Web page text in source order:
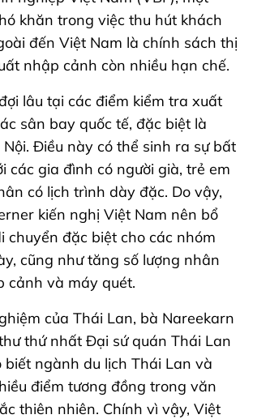
khăn trong việc thu hút khách
đến Việt Nam là chính sách thị
nhập cảnh còn nhiều hạn chế.
lâu tại các điểm kiểm tra xuất
sân bay quốc tế, đặc biệt là
Điều này có thể sinh ra sự bất
các gia đình có người già, trẻ em
có lịch trình dày đặc. Do vậy,
kiến nghị Việt Nam nên bổ
chuyển đặc biệt cho các nhóm
cũng như tăng số lượng nhân
cảnh và máy quét.
của Thái Lan, bà Nareekarn
thứ nhất Đại sứ quán Thái Lan
biết ngành du lịch Thái Lan và
điểm tương đồng trong văn
thiên nhiên. Chính vì vậy, Việt